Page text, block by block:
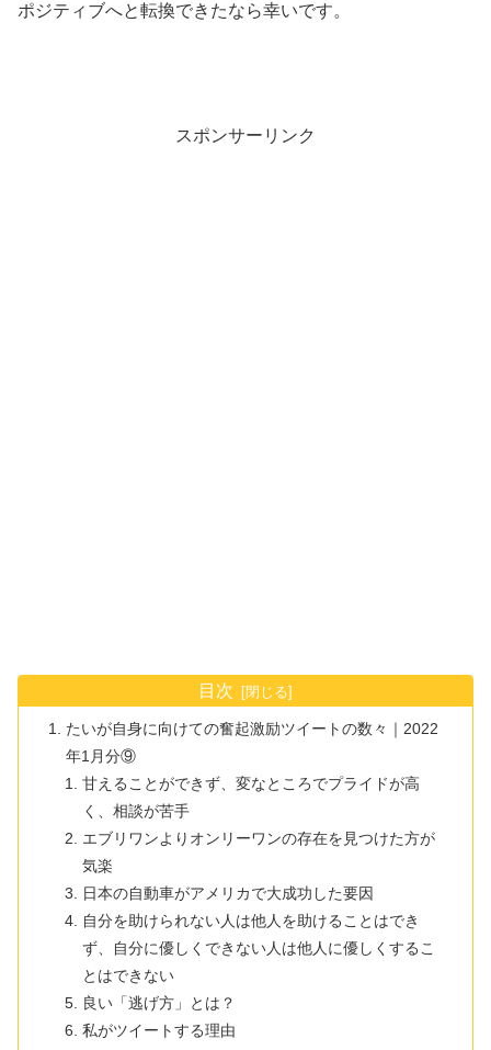
ポジティブへと転換できたなら幸いです。
スポンサーリンク
目次
たいが自身に向けての奮起激励ツイートの数々｜2022
年1月分⑨
甘えることができず、変なところでプライドが高
く、相談が苦手
エブリワンよりオンリーワンの存在を見つけた方が
気楽
日本の自動車がアメリカで大成功した要因
自分を助けられない人は他人を助けることはでき
ず、自分に優しくできない人は他人に優しくするこ
とはできない
良い「逃げ方」とは？
私がツイートする理由